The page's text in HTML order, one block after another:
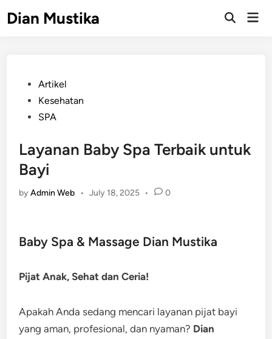
toDian Mustika
Open
PostedArtikel
Kesehatan
SPA
Layanan Baby Spa Terbaik untuk
Bayi
byAdmin Web • July 18, 2025 • 0
Baby Spa & Massage Dian Mustika
Pijat Anak, Sehat dan Ceria!
Apakah Anda sedang mencari layanan pijat bayi
yang aman, profesional, dan nyaman? Dian